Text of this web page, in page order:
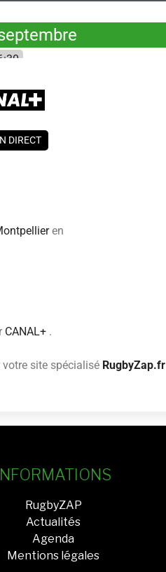
DIRECT
en
CANAL+ .
site spécialisé RugbyZap.fr
RugbyZAP
Actualités
Agenda
Mentions légales